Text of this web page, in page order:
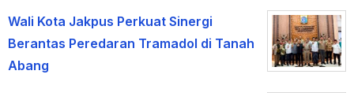
Wali Kota Jakpus Perkuat Sinergi
Berantas Peredaran Tramadol di Tanah
Abang